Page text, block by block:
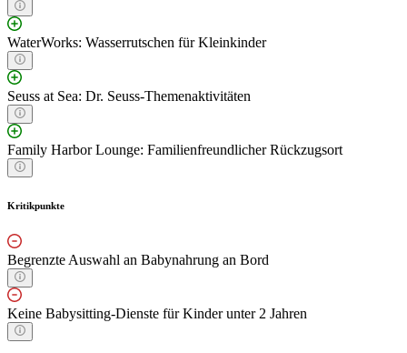
WaterWorks: Wasserrutschen für Kleinkinder
Seuss at Sea: Dr. Seuss-Themenaktivitäten
Family Harbor Lounge: Familienfreundlicher Rückzugsort
Kritikpunkte
Begrenzte Auswahl an Babynahrung an Bord
Keine Babysitting-Dienste für Kinder unter 2 Jahren